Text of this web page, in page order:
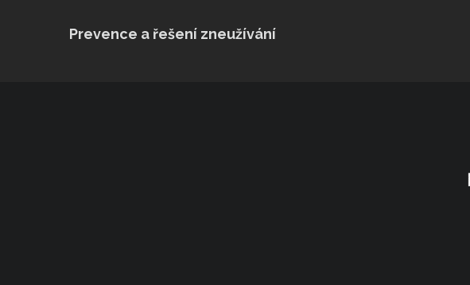
Prevence a řešení zneužívání